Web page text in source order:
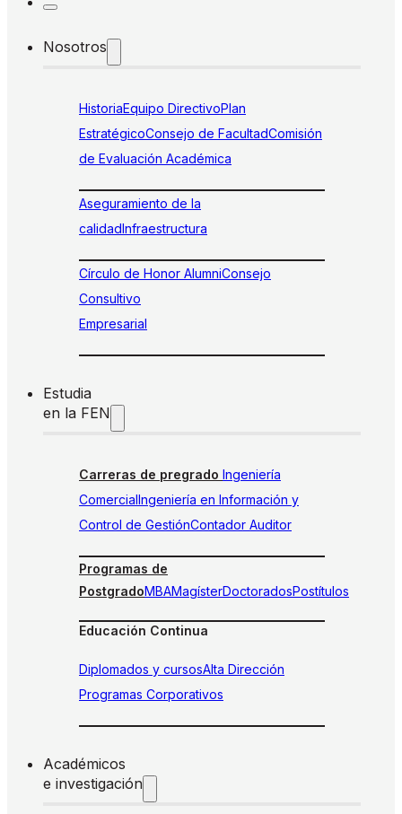
Nosotros
HistoriaEquipo DirectivoPlan
EstratégicoConsejo de FacultadComisión
de Evaluación Académica
Aseguramiento de la
calidadInfraestructura
Círculo de Honor AlumniConsejo
Consultivo
Empresarial
Estudia
en la FEN
Carreras de pregrado Ingeniería
ComercialIngeniería en Información y
Control de GestiónContador Auditor
Programas de
PostgradoMBAMagísterDoctoradosPostítulos
Educación Continua
Diplomados y cursosAlta Dirección
Programas Corporativos
Académicos
e investigación